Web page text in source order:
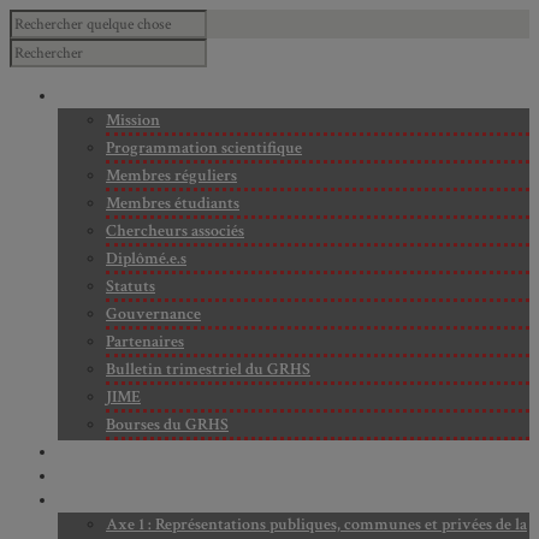
Mission
Programmation scientifique
Membres réguliers
Membres étudiants
Chercheurs associés
Diplômé.e.s
Statuts
Gouvernance
Partenaires
Bulletin trimestriel du GRHS
JIME
Bourses du GRHS
Axe 1 : Représentations publiques, communes et privées de la